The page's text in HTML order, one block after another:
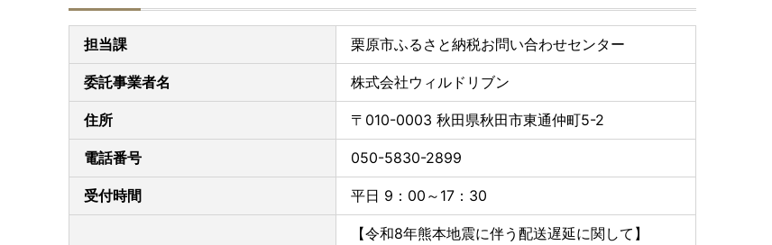
大変ご迷惑をおかけいたしますが、ご理解・ご了承賜りますようお願い申し上げます。
夏季休業期間中（8月8日～8月16日）、お問い合わせセンターはカレンダー通りにお休みをいただきま
す。
なお、返礼品は発送元事業者のお休みにより発送時期は異なりますが、
8月7日以降のお申し込みは8月17日以降の発送となる場合がございます。
何卒ご了承くださいますようお願いいたします。
担当課 栗原市ふるさと納税お問い合わせセンター
委託事業者名 株式会社ウィルドリブン
住所 〒010-0003 秋田県秋田市東通仲町5-2
電話番号 050-5830-2899
受付時間 平日 9：00～17：30
【令和8年熊本地震に伴う配送遅延に関して】